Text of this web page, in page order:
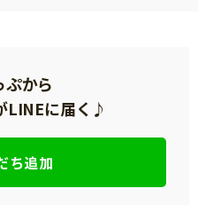
ぷから
LINEに届く♪
ち追加